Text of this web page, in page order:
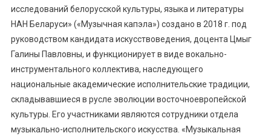
исследований белорусской культуры, языка и литературы
НАН Беларуси» («Музычная капэла») создано в 2018 г. под
руководством кандидата искусствоведения, доцента Цмыг
Галины Павловны, и функционирует в виде вокально-
инструментального коллектива, наследующего
национальные академические исполнительские традиции,
складывавшиеся в русле эволюции восточноевропейской
культуры. Его участниками являются сотрудники отдела
музыкально-исполнительского искусства. «Музыкальная